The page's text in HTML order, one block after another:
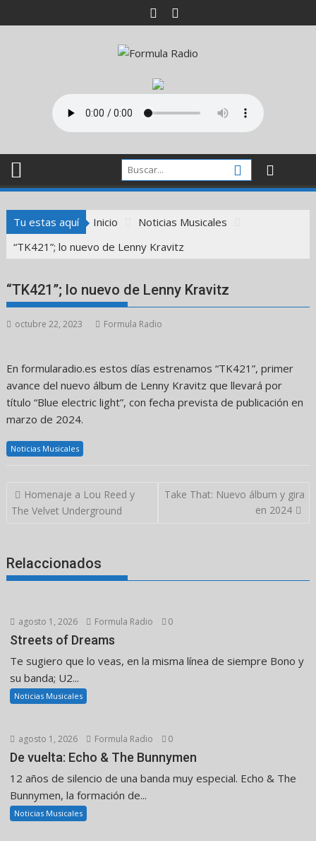
al
Tu estas aquí Inicio
Noticias Musicales
“TK421”; lo nuevo de Lenny Kravitz
“TK421”; lo nuevo de Lenny Kravitz
octubre 22, 2023 Formula Radio
En formularadio.es estos días estrenamos “TK421”, primer
avance del nuevo álbum de Lenny Kravitz que llevará por
título “Blue electric light”, con fecha prevista de publicación en
marzo de 2024.
Noticias Musicales
Navegación
de
Homenaje a Lou Reed y
The Velvet Underground
Take That: Nuevo álbum y gira
en 2024
Relaccionados
agosto 1, 2026 Formula Radio 0
Streets of Dreams
Te sugiero que lo veas, en la misma línea de siempre Bono y
su banda; U2...
Noticias Musicales
agosto 1, 2026 Formula Radio 0
De vuelta: Echo & The Bunnymen
12 años de silencio de una banda muy especial. Echo & The
Bunnymen, la formación de...
Noticias Musicales